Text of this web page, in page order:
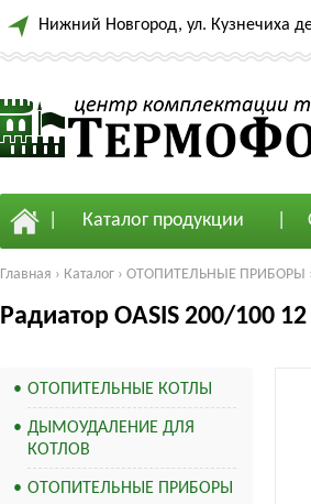
Нижний Новгород, ул. Кузнечиха
Каталог продукции
Главная › Каталог › ОТОПИТЕЛЬНЫЕ ПРИБОРЫ
Радиатор OASIS 200/100
ОТОПИТЕЛЬНЫЕ КОТЛЫ
ДЫМОУДАЛЕНИЕ ДЛЯ
КОТЛОВ
ОТОПИТЕЛЬНЫЕ ПРИБОРЫ